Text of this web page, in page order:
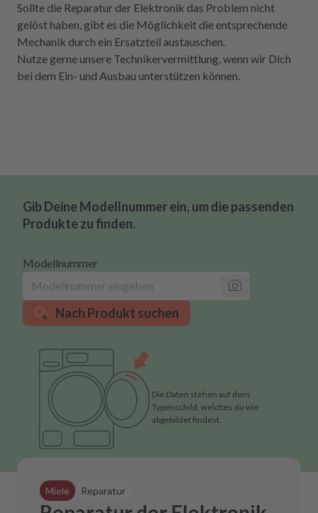
Sollte die Reparatur der Elektronik das Problem nicht
gelöst haben, gibt es die Möglichkeit die entsprechende
Mechanik durch ein Ersatzteil austauschen.
Nutze gerne unsere Technikervermittlung, wenn wir Dich
bei dem Ein- und Ausbau unterstützen können.
Gib Deine Modellnummer ein, um die passenden
Produkte zu finden.
Modellnummer
Nach Produkt suchen
Die Daten stehen auf dem
Typenschild, welches du wie
abgebildet findest.
Miele Reparatur